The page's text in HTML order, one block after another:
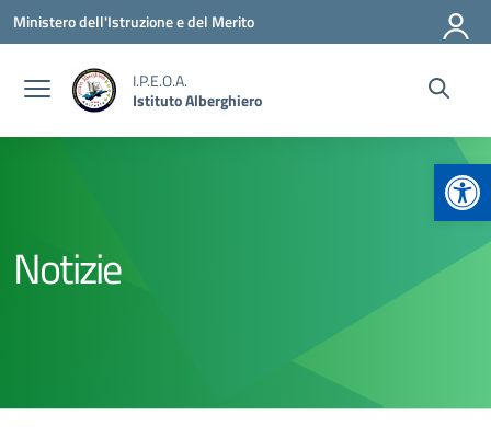
Vai ai contenuti
Vai al menu di navigazione
Vai al footer
Ministero dell'Istruzione e del Merito
I.P.E.O.A.
Istituto Alberghiero
Notizie